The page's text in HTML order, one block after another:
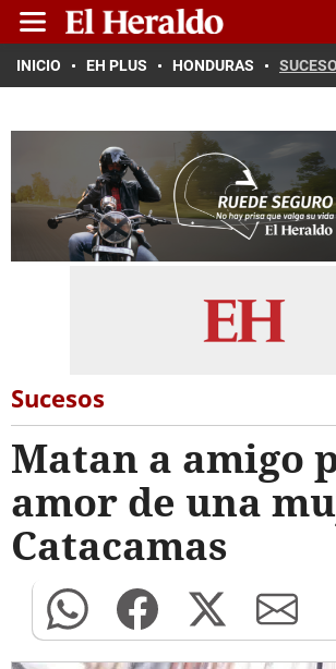
INICIO EH PLUS HONDURAS
Sucesos
Matan a amigo
amor de una
Catacamas